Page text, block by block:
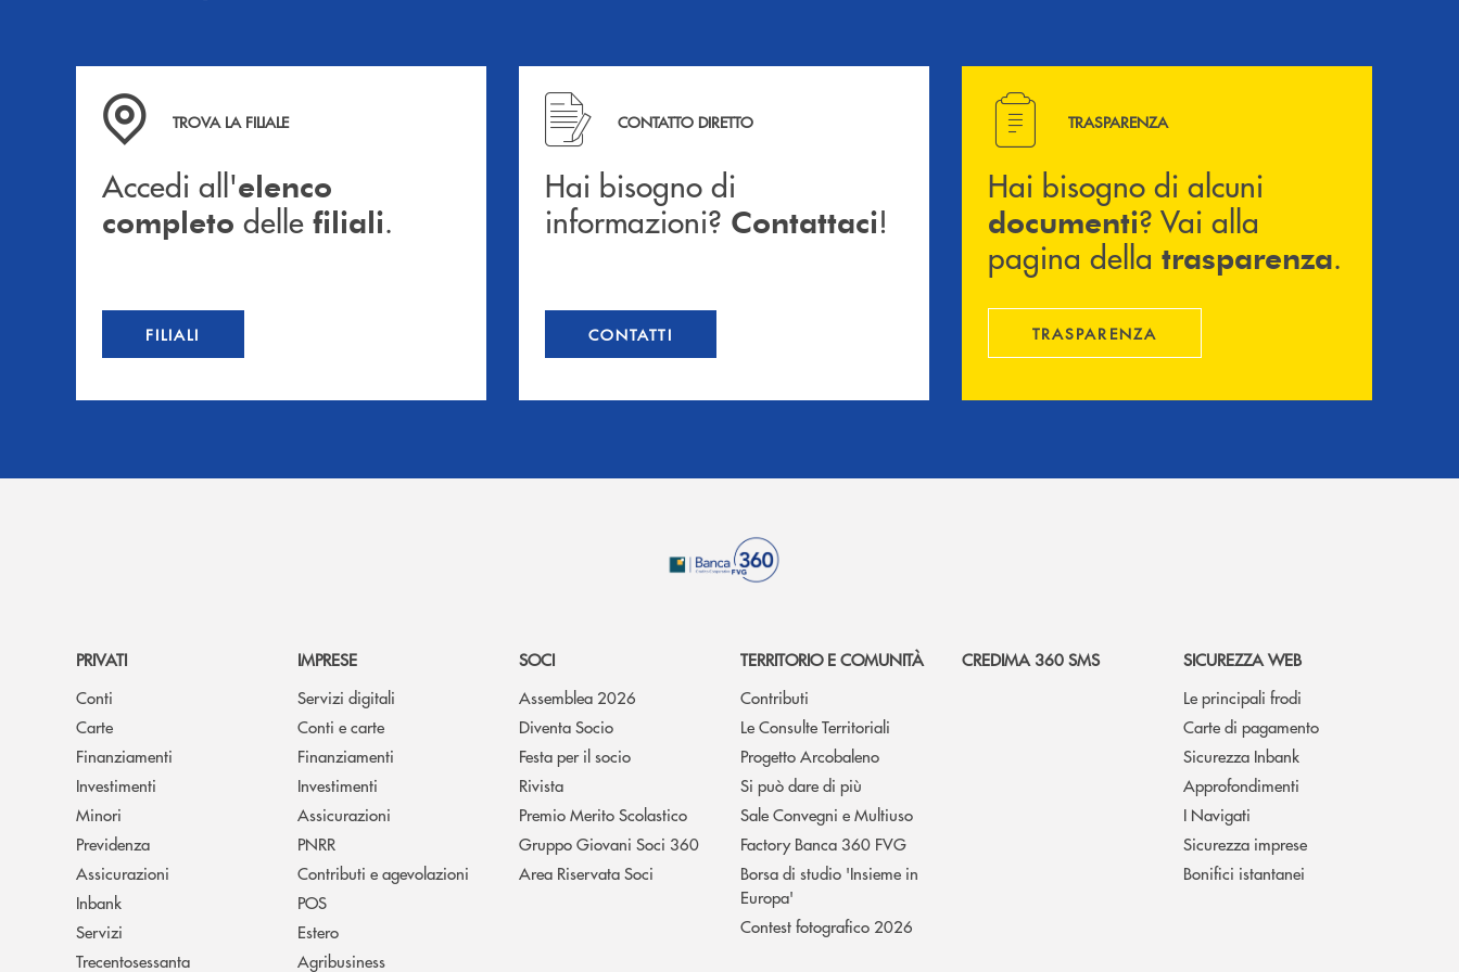
Accedi all' elenco completo delle filiali .
TROVA LA FILIALE
Accedi all'elenco
completo delle filiali.
FILIALI
Hai bisogno di informazioni? Contattaci !
CONTATTO DIRETTO
Hai bisogno di
informazioni? Contattaci!
CONTATTI
Hai bisogno di alcuni documenti ? Vai alla pagina della
TRASPARENZA
Hai bisogno di alcuni
documenti? Vai alla
pagina della trasparenza.
TRASPARENZA
PRIVATI
Conti
Carte
Finanziamenti
Investimenti
Minori
Previdenza
Assicurazioni
Inbank
Servizi
Trecentosessanta
IMPRESE
Servizi digitali
Conti e carte
Finanziamenti
Investimenti
Assicurazioni
PNRR
Contributi e agevolazioni
POS
Estero
Agribusiness
SOCI
Assemblea 2026
Diventa Socio
Festa per il socio
Rivista
Premio Merito Scolastico
Gruppo Giovani Soci 360
Area Riservata Soci
TERRITORIO E COMUNITÀ
Contributi
Le Consulte Territoriali
Progetto Arcobaleno
Si può dare di più
Sale Convegni e Multiuso
Factory Banca 360 FVG
Borsa di studio 'Insieme in
Europa'
Contest fotografico 2026
CREDIMA 360 SMS
SICUREZZA WEB
Le principali frodi
Carte di pagamento
Sicurezza Inbank
Approfondimenti
I Navigati
Sicurezza imprese
Bonifici istantanei